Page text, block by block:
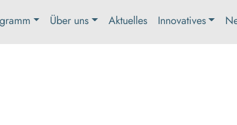
Über uns Aktuelles Innovatives